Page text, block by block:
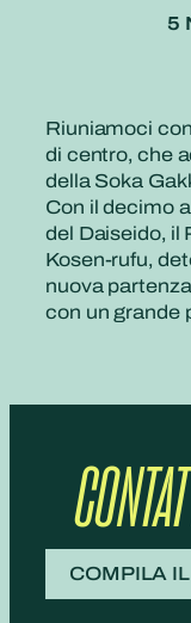
5
Riuniamoci
di centro, che
della Soka
Con il decimo
del Daiseido, il
Kosen-rufu,
nuova
con un grande
COMPILA